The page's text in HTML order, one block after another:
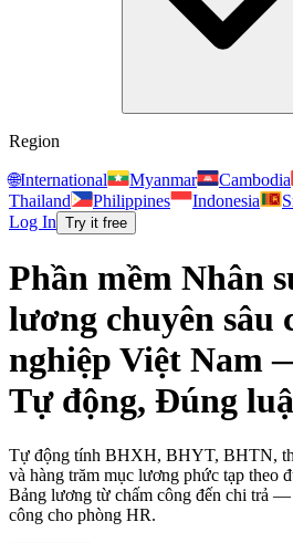
Region
🌐International Myanmar Cambodia
Thailand
Philippines Indonesia
Log In Try it free
Phần mềm Nhân
lương chuyên sâu
nghiệp Việt Nam
Tự động, Đúng
Tự động tính BHXH, BHYT, BHTN,
và hàng trăm mục lương phức tạp theo
Bảng lương từ chấm công đến chi trả
công cho phòng HR.